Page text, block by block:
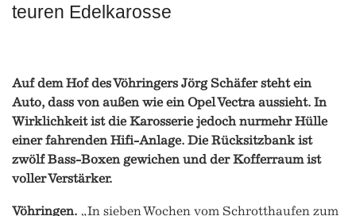
teuren Edelkarosse
Auf dem Hof des Vöhringers Jörg Schäfer steht ein
Auto, dass von außen wie ein Opel Vectra aussieht. In
Wirklichkeit ist die Karosserie jedoch nurmehr Hülle
einer fahrenden Hifi-Anlage. Die Rücksitzbank ist
zwölf Bass-Boxen gewichen und der Kofferraum ist
voller Verstärker.
Vöhringen. „In sieben Wochen vom Schrotthaufen zum